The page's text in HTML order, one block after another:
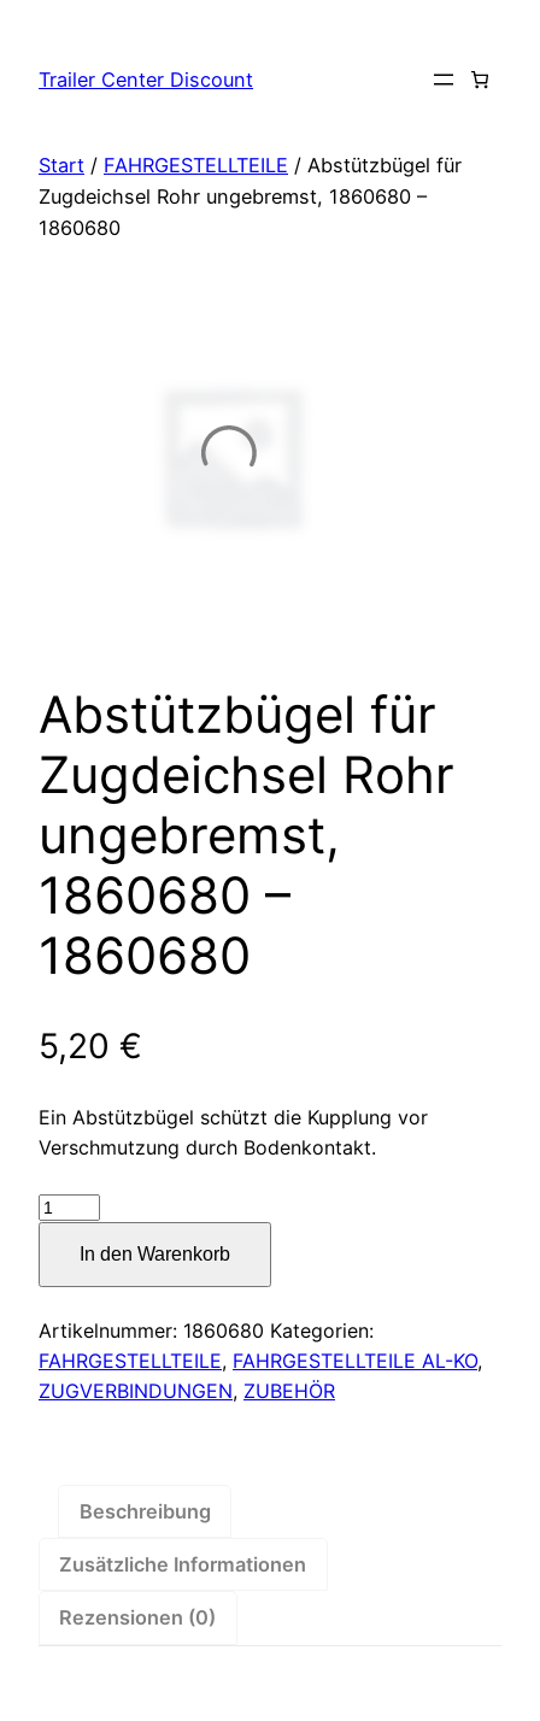
springen
Trailer Center Discount
Start / FAHRGESTELLTEILE / Abstützbügel für
Zugdeichsel Rohr ungebremst, 1860680 –
1860680
Abstützbügel für
Zugdeichsel Rohr
ungebremst,
1860680 –
1860680
5,20 €
Ein Abstützbügel schützt die Kupplung vor
Verschmutzung durch Bodenkontakt.
Abstützbügel
Zugdeichsel
ungebremst,
1860680
–
In den Warenkorb
Artikelnummer: 1860680 Kategorien:
FAHRGESTELLTEILE, FAHRGESTELLTEILE AL-KO,
ZUGVERBINDUNGEN, ZUBEHÖR
Beschreibung
Zusätzliche Informationen
Rezensionen (0)